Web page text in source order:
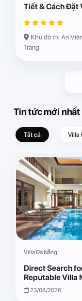
Tiết & Cách Đặt
Abogo
Khu đô thị An
Trang
Tin tức mới nhất
Tất cả Villa
Villa Đà Nẵng
Direct Search
Reputable Villa
Brand with
Effective
23/04/2026